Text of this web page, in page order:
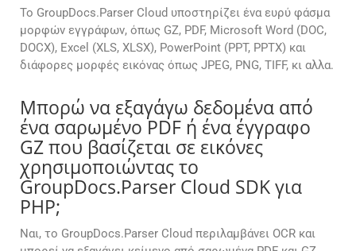
Το GroupDocs.Parser Cloud υποστηρίζει ένα ευρύ φάσμα
μορφών εγγράφων, όπως GZ, PDF, Microsoft Word (DOC,
DOCX), Excel (XLS, XLSX), PowerPoint (PPT, PPTX) και
διάφορες μορφές εικόνας όπως JPEG, PNG, TIFF, κι αλλα.
Μπορώ να εξαγάγω δεδομένα από
ένα σαρωμένο PDF ή ένα έγγραφο
GZ που βασίζεται σε εικόνες
χρησιμοποιώντας το
GroupDocs.Parser Cloud SDK για
PHP;
Ναι, το GroupDocs.Parser Cloud περιλαμβάνει OCR και